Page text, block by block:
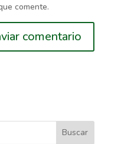
comente.